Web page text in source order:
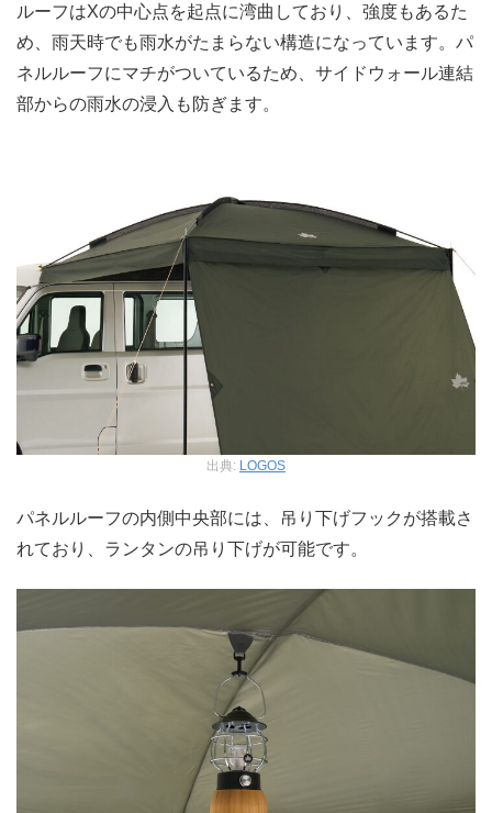
ルーフはXの中心点を起点に湾曲しており、強度もあるた
め、雨天時でも雨水がたまらない構造になっています。パ
ネルルーフにマチがついているため、サイドウォール連結
部からの雨水の浸入も防ぎます。
出典: LOGOS
パネルルーフの内側中央部には、吊り下げフックが搭載さ
れており、ランタンの吊り下げが可能です。